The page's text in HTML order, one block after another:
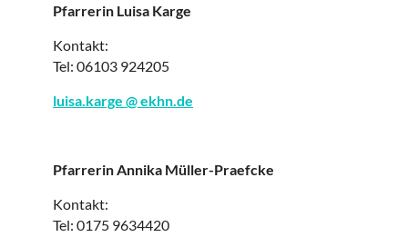
Pfarrerin Luisa Karge
Kontakt:
Tel: 06103 924205
luisa.karge @ ekhn.de
Pfarrerin Annika Müller-Praefcke
Kontakt:
Tel: 0175 9634420